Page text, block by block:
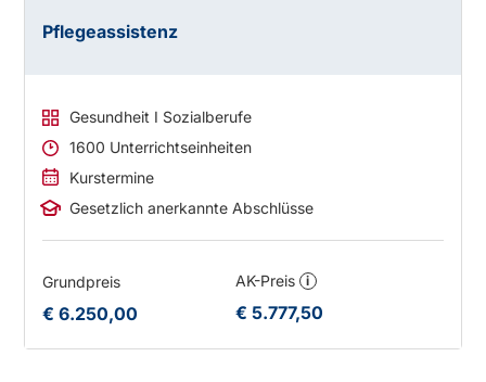
Pflegeassistenz
Gesundheit I Sozialberufe
1600 Unterrichtseinheiten
Kurstermine
Gesetzlich anerkannte Abschlüsse
Grundpreis
€ 6.250,00
AK-Preis i
€ 5.777,50